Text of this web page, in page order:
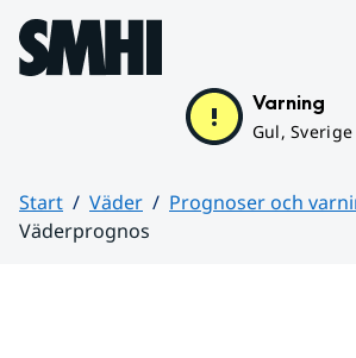
Hoppa till sidans innehåll
Varning
Gul, Sverige
Start Väder
Prognoser och
Väderprognos